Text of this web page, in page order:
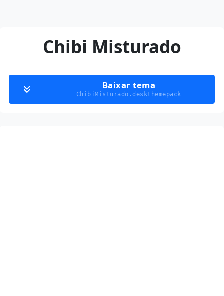
Chibi Misturado
Baixar tema
ChibiMisturado.deskthemepack